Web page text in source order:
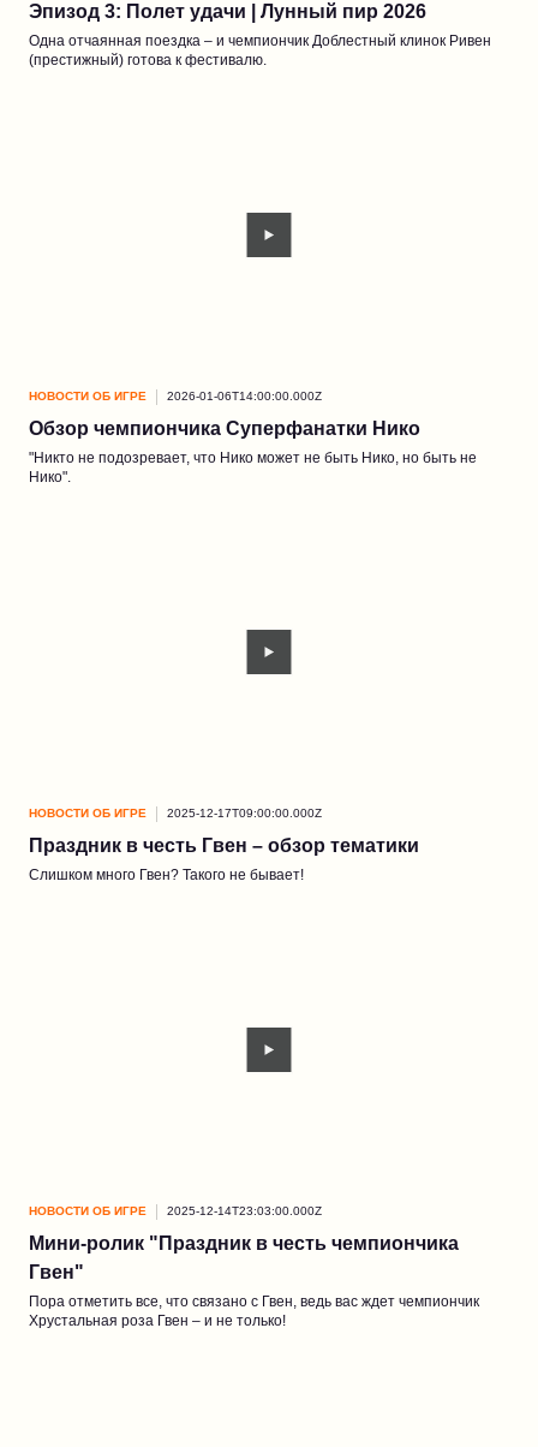
Эпизод 3: Полет удачи | Лунный пир 2026
Одна отчаянная поездка – и чемпиончик Доблестный клинок Ривен
(престижный) готова к фестивалю.
НОВОСТИ ОБ ИГРЕ 2026-01-06T14:00:00.000Z
Обзор чемпиончика Суперфанатки Нико
"Никто не подозревает, что Нико может не быть Нико, но быть не
Нико".
НОВОСТИ ОБ ИГРЕ 2025-12-17T09:00:00.000Z
Праздник в честь Гвен – обзор тематики
Слишком много Гвен? Такого не бывает!
НОВОСТИ ОБ ИГРЕ 2025-12-14T23:03:00.000Z
Мини-ролик "Праздник в честь чемпиончика
Гвен"
Пора отметить все, что связано с Гвен, ведь вас ждет чемпиончик
Хрустальная роза Гвен – и не только!